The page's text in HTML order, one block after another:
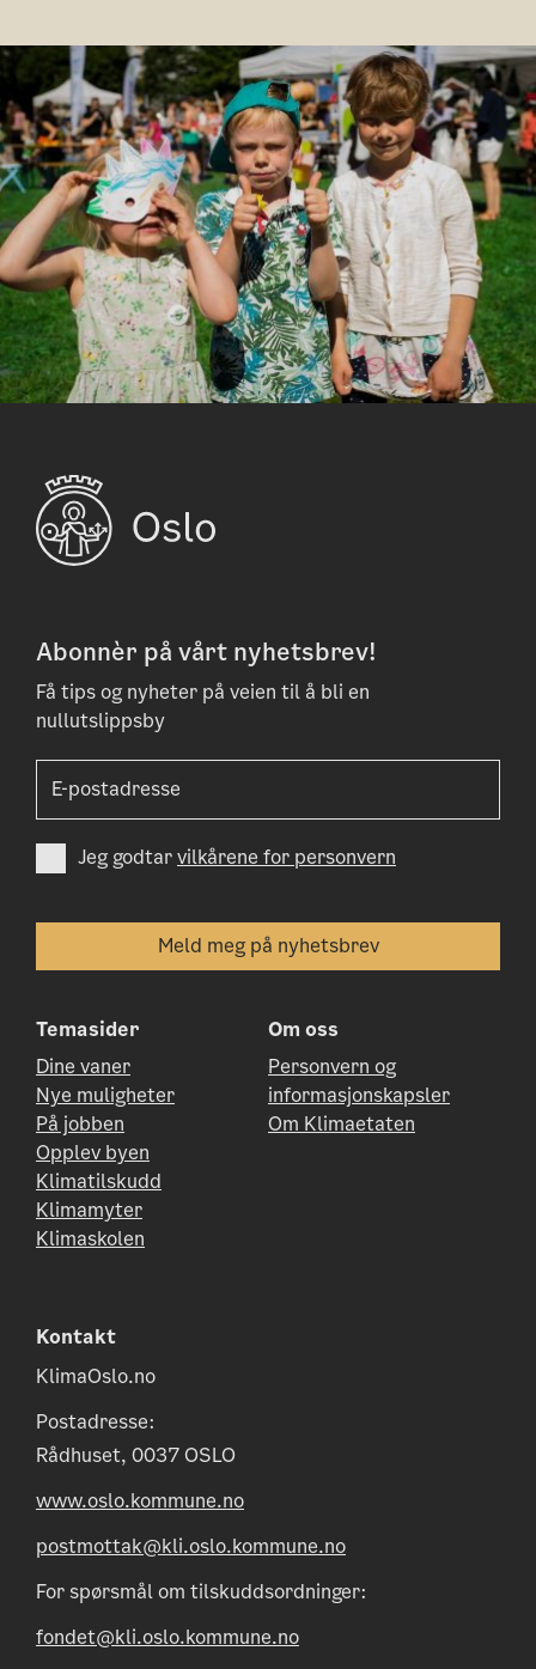
Abonnèr på vårt nyhetsbrev!
Få tips og nyheter på veien til å bli en
nullutslippsby
Jeg godtarvilkårene for personvern
Temasider
Dine vaner
Nye muligheter
På jobben
Opplev byen
Klimatilskudd
Klimamyter
Klimaskolen
Om oss
Personvern og
informasjonskapsler
Om Klimaetaten
Kontakt
KlimaOslo.no
Postadresse:
Rådhuset, 0037 OSLO
www.oslo.kommune.no
postmottak@kli.oslo.kommune.no
For spørsmål om tilskuddsordninger:
fondet@kli.oslo.kommune.no